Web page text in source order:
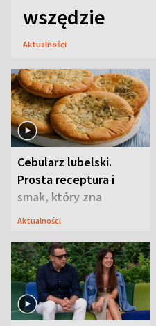
wszędzie
Aktualności
Cebularz lubelski.
Prosta receptura i
smak, który zna
Lubelszczyzna
Aktualności